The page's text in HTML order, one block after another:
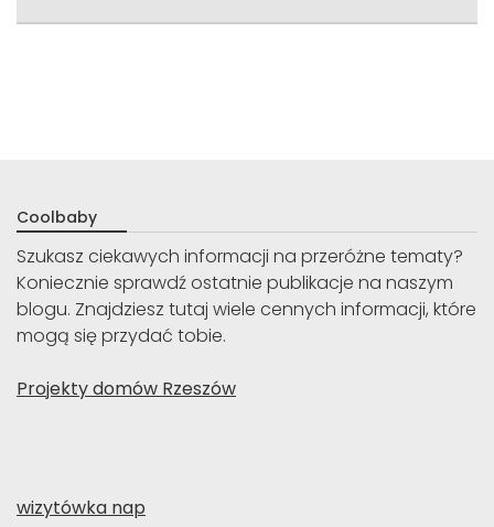
Coolbaby
Szukasz ciekawych informacji na przeróżne tematy?
Koniecznie sprawdź ostatnie publikacje na naszym
blogu. Znajdziesz tutaj wiele cennych informacji, które
mogą się przydać tobie.
Projekty domów Rzeszów
wizytówka nap